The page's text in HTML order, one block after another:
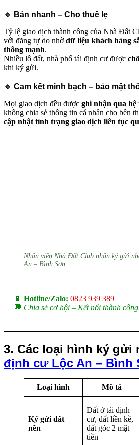
🔹 Bán nhanh – Cho thuê lẹ
Tỷ lệ giao dịch thành công của Nhà Đất
với đăng tự do nhờdữ liệu khách hàng
thông mạnh.
Nhiều lô đất, nhà phố tái định cư được
khi ký gửi.
🔹 Cam kết minh bạch – bảo mật
Mọi giao dịch đều được ghi nhận qua
không chia sẻ thông tin cá nhân cho bên
cập nhật tình trạng giao dịch liên tục
Nhân viên Nhà Đất Club nhận ký gửi
An – Bình Sơn
📱 Hotline/Zalo: 0823 939 389
💬 Chia sẻ cơ hội – Kết nối thành
3. Các loại hình ký gửi
định cư Lộc An – Bình
Loại hình Mô tả
Ký gửi đất
nền
Đất ở tái định
cư, đất liền kề,
đất góc 2 mặt
tiền